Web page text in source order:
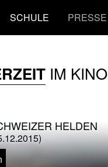
SCHULE PRESSE
IM KINO
HELDEN